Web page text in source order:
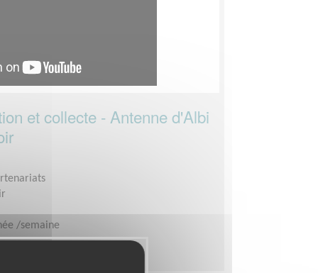
et collecte - Antenne d'Albi
/semaine